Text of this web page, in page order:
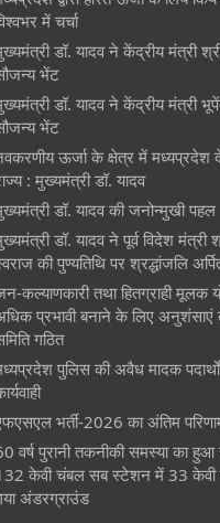
में चर्चा
डॉ. यादव ने केंद्रीय मंत्री
भेंट
डॉ. यादव ने केंद्रीय मंत्री
भेंट
ऊर्जा के क्षेत्र में मध्यप्रदेश
: मुख्यमंत्री डॉ. यादव
डॉ. यादव की जनोन्मुखी पहल
डॉ. यादव ने पूर्व विदेश मंत्री
की पुण्यतिथि पर श्रद्धांजलि
कल्याणकारी तथा हितग्राही मूलक
प्रभावी बनाने के लिए अनुशंसाएं
गठित
पुलिस की अवैध मादक पदार्थों
भर्ती-2026 का अंतिम
वर्ष पुरानी तकनीकी समस्या का
केवी चंबल सब स्टेशन में 33 केवी
अंडरग्राउंड